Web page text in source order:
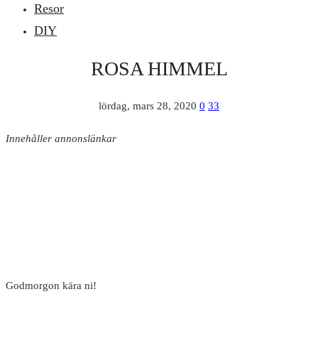
Resor
DIY
ROSA HIMMEL
lördag, mars 28, 2020 0 33
Innehåller annonslänkar
Godmorgon kära ni!